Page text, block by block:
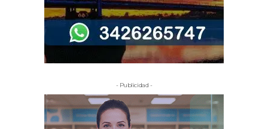
- Publicidad -